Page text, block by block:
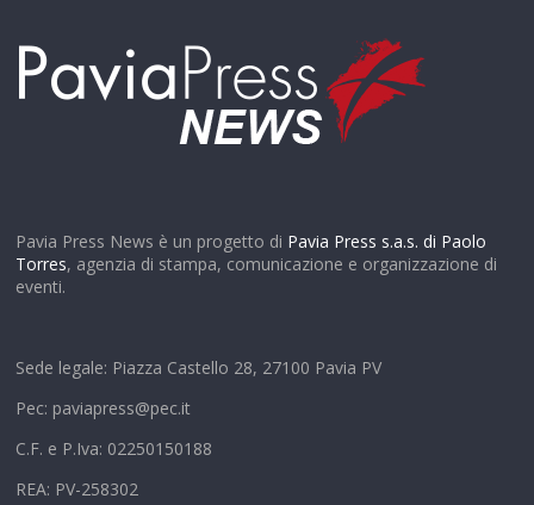
Pavia Press News è un progetto di Pavia Press s.a.s. di Paolo
Torres, agenzia di stampa, comunicazione e organizzazione di
eventi.
Sede legale: Piazza Castello 28, 27100 Pavia PV
Pec: paviapress@pec.it
C.F. e P.Iva: 02250150188
REA: PV-258302